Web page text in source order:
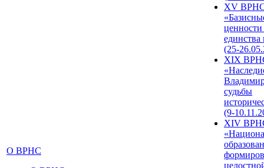
О ВРНС
XV
единства
(25-
XIX
судьбы
(9-
XIV